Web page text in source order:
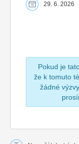
29. 6. 2026
Pokud je
že k tomuto
žádné